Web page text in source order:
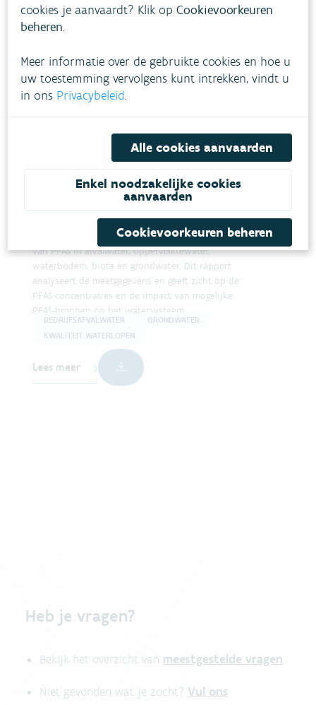
Oriënterend onderzoek naar
verspreiding van PFAS in
In 2022 zette de VMM een grootschalige
monitoringscampagne op naar de aanwezigheid
van PFAS in afvalwater, oppervlaktewater,
waterbodem, biota en grondwater. Dit rapport
analyseert de meetgegevens en geeft zicht op de
PFAS-concentraties en de impact van mogelijke
PFAS-bronnen op het watersysteem.
BEDRIJFSAFVALWATER
GRONDWATER
KWALITEIT WATERLOPEN
Lees meer
Heb je vragen?
Bekijk het overzicht van meestgestelde vragen.
Niet gevonden wat je zocht? Vul ons
cookies je aanvaardt? Klik opCookievoorkeuren
beheren.
Meer informatie over de gebruikte cookies en hoe u
uw toestemming vervolgens kunt intrekken, vindt u
in ons Privacybeleid.
Alle cookies aanvaarden
Enkel noodzakelijke cookies
aanvaarden
Cookievoorkeuren beheren